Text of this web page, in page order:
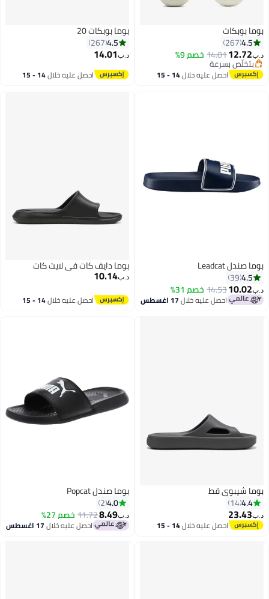
9
بوما بوبكات
4.5
267
د.ب‏12.72
14.01خصم 9%
بتخلّص بسرعة
بتخلّص بسرعةاحصل عليه خلال 14 - 15
9
بوما بوبكات 20
4.5
267
د.ب‏14.01
احصل عليه خلال 14 - 15
بوما صندل Leadcat
4.5
39
د.ب‏10.02
14.53خصم 31%
احصل عليه خلال17 اغسطس
بوما دايف كات في لايت كات
د.ب‏10.14
احصل عليه خلال 14 - 15
بوما شيبوي قط
4.4
14
د.ب‏23.43
احصل عليه خلال 14 - 15
بوما صندل Popcat
4.0
2
د.ب‏8.49
11.72خصم 27%
احصل عليه خلال17 اغسطس